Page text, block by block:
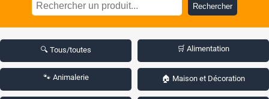
Rechercher
🔍 Tous/toutes 🛒 Alimentation
🐾 Animalerie 🏠 Maison et Décoration